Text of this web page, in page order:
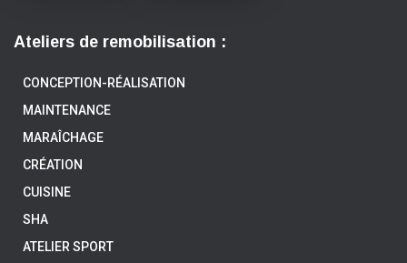
Ateliers de remobilisation :
CONCEPTION-RÉALISATION
MAINTENANCE
MARAÎCHAGE
CRÉATION
CUISINE
SHA
ATELIER SPORT